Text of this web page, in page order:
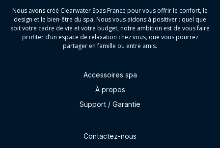
Nous avons créé Clearwater Spas France pour vous offrir le confort, le
design et le bien-être du spa. Nous vous aidons à positiver : quel que
soit votre cadre de vie et votre budget, notre ambition est de vous faire
profiter d’un espace de relaxation chez vous, que vous pourrez
partager en famille ou entre amis.
Accessoires spa
À propos
Support / Garantie
Contactez-nous